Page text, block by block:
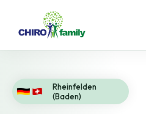
Rheinfelden
(Baden)